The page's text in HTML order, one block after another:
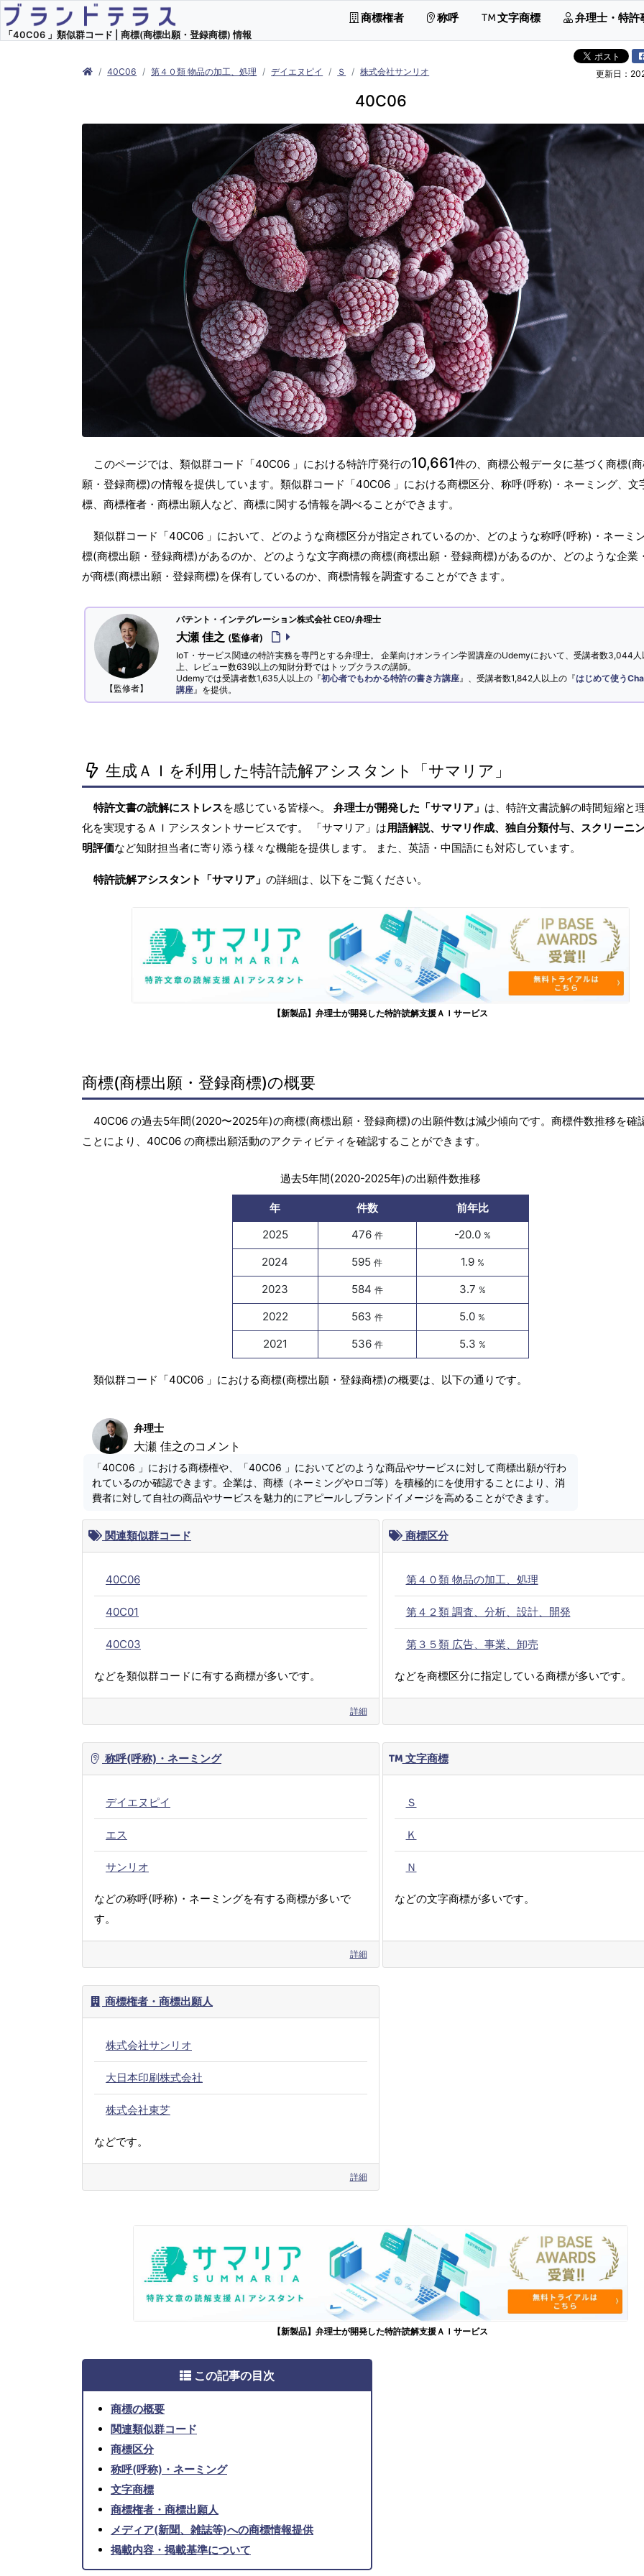
「40C06 」類似群コード | 商標(商標出願・登録商標) 情報
商標権者 称呼 文字商標 弁理士・特許
40C06 第４０類 物品の加工、処理 デイエヌピイ Ｓ 株式会社サンリオ 更新日：
40C06
このページでは、類似群コード「40C06 」における特許庁発行の10,661件の、商標公報データに基づく商標(
願・登録商標)の情報を提供しています。類似群コード「40C06 」における商標区分、称呼(呼称)・ネーミング、文
標、商標権者・商標出願人など、商標に関する情報を調べることができます。
類似群コード「40C06 」において、どのような商標区分が指定されているのか、どのような称呼(呼称)・ネーミ
標(商標出願・登録商標)があるのか、どのような文字商標の商標(商標出願・登録商標)があるのか、どのような企業
が商標(商標出願・登録商標)を保有しているのか、商標情報を調査することができます。
【監修者】
パテント・インテグレーション株式会社 CEO/弁理士
大瀬 佳之 (監修者)
IoT・サービス関連の特許実務を専門とする弁理士。 企業向けオンライン学習講座のUdemyにおいて、受講者数3,044人
上、レビュー数639以上の知財分野ではトップクラスの講師。
Udemyでは受講者数1,635人以上の『初心者でもわかる特許の書き方講座 』、受講者数1,842人以上の『はじめて使う
講座 』を提供。
生成ＡＩを利用した特許読解アシスタント「サマリア」
特許文書の読解にストレスを感じている皆様へ。 弁理士が開発した「サマリア」 は、特許文書読解の時間短縮と
化を実現するＡＩアシスタントサービスです。 「サマリア」は用語解説、サマリ作成、独自分類付与、スクリーニ
明評価など知財担当者に寄り添う様々な機能を提供します。 また、英語・中国語にも対応しています。
特許読解アシスタント「サマリア」 の詳細は、以下をご覧ください。
【新製品】弁理士が開発した特許読解支援ＡＩサービス
商標(商標出願・登録商標)の概要
40C06 の過去5年間(2020〜2025年)の商標(商標出願・登録商標)の出願件数は減少傾向です。商標件数推移を確
ことにより、40C06 の商標出願活動のアクティビティを確認することができます。
過去5年間(2020-2025年)の出願件数推移
年 件数
前年比
2025
476 件 -20.0 %
2024 595件 1.9 %
2023 584 件 3.7 %
2022 563 件 5.0 %
2021 536 件 5.3 %
類似群コード「40C06 」における商標(商標出願・登録商標)の概要は、以下の通りです。
弁理士
大瀬 佳之のコメント
「40C06 」における商標権や、「40C06 」においてどのような商品やサービスに対して商標出願が行わ
れているのか確認できます。企業は、商標（ネーミングやロゴ等）を積極的にを使用することにより、消
費者に対して自社の商品やサービスを魅力的にアピールしブランドイメージを高めることができます。
関連類似群コード
40C06
40C01
40C03
などを類似群コードに有する商標が多いです。
詳細
商標区分
第４０類 物品の加工、処理
第４２類 調査、分析、設計、開発
第３５類 広告、事業、卸売
などを商標区分に指定している商標が多いです。
称呼(呼称)・ネーミング
デイエヌピイ
エス
サンリオ
などの称呼(呼称)・ネーミングを有する商標が多いで
す。
詳細
文字商標
Ｓ
Ｋ
Ｎ
などの文字商標が多いです。
商標権者・商標出願人
株式会社サンリオ
大日本印刷株式会社
株式会社東芝
などです。
詳細
【新製品】弁理士が開発した特許読解支援ＡＩサービス
この記事の目次
商標の概要
関連類似群コード
商標区分
称呼(呼称)・ネーミング
文字商標
商標権者・商標出願人
メディア(新聞、雑誌等)への商標情報提供
掲載内容・掲載基準について